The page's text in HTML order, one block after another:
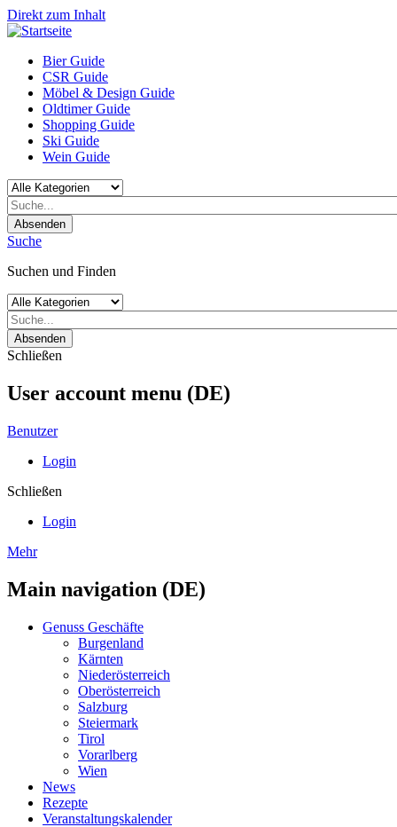
Direkt zum Inhalt
Bier Guide
CSR Guide
Möbel & Design Guide
Oldtimer Guide
Shopping Guide
Ski Guide
Wein Guide
Absenden
Suche
Suchen und Finden
Absenden
Schließen
User account menu (DE)
Benutzer
Login
Schließen
Login
Mehr
Main navigation (DE)
Genuss Geschäfte
Burgenland
Kärnten
Niederösterreich
Oberösterreich
Salzburg
Steiermark
Tirol
Vorarlberg
Wien
News
Rezepte
Veranstaltungskalender